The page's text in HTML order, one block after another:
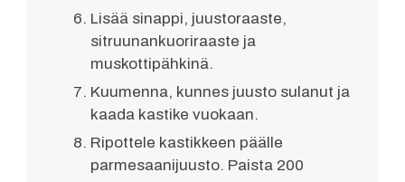
Lisää sinappi, juustoraaste,
sitruunankuoriraaste ja
muskottipähkinä.
Kuumenna, kunnes juusto sulanut ja
kaada kastike vuokaan.
Ripottele kastikkeen päälle
parmesaanijuusto. Paista 200